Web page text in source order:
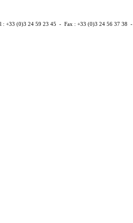
+33 (0)3 24 59 23 45 - Fax : +33 (0)3 24 56 37 38 -